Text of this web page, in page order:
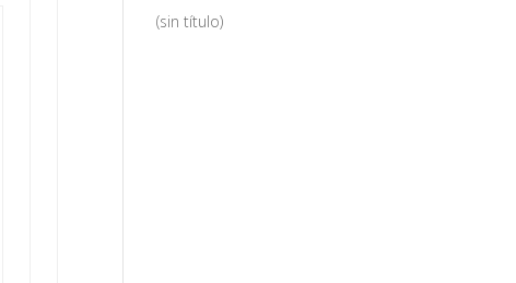
(sin título)